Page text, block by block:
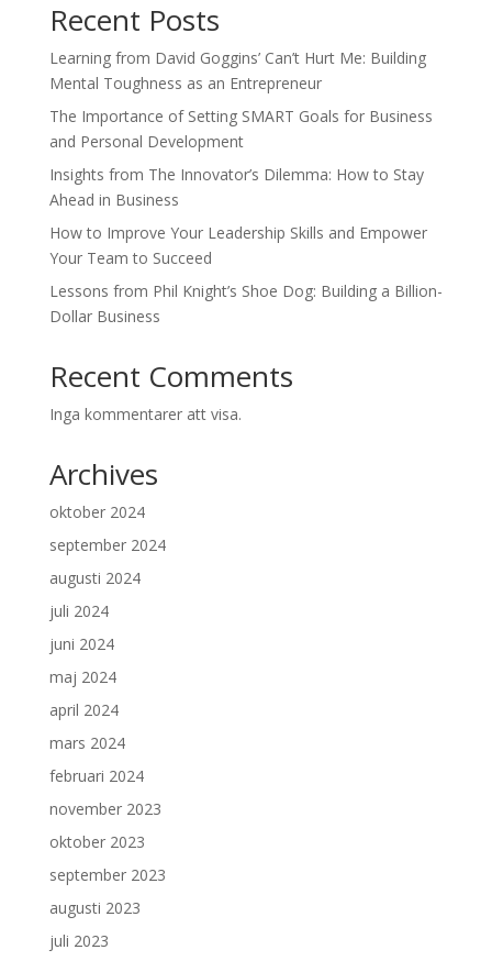
Recent Posts
Learning from David Goggins’ Can’t Hurt Me: Building
Mental Toughness as an Entrepreneur
The Importance of Setting SMART Goals for Business
and Personal Development
Insights from The Innovator’s Dilemma: How to Stay
Ahead in Business
How to Improve Your Leadership Skills and Empower
Your Team to Succeed
Lessons from Phil Knight’s Shoe Dog: Building a Billion-
Dollar Business
Recent Comments
Inga kommentarer att visa.
Archives
oktober 2024
september 2024
augusti 2024
juli 2024
juni 2024
maj 2024
april 2024
mars 2024
februari 2024
november 2023
oktober 2023
september 2023
augusti 2023
juli 2023